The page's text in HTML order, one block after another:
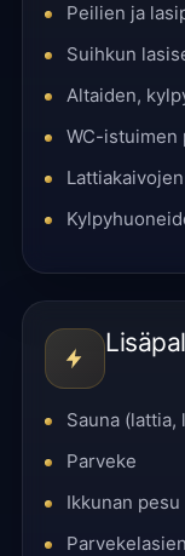
Peilien ja
Suihkun
Altaiden,
WC-istuimen
Sauna
Parveke
Ikkunan pesu